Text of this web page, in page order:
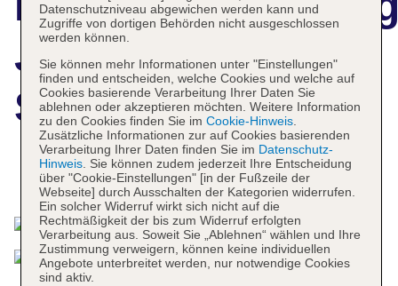
Jin Jiang Tower
Shanghai
Das bietet Ihre Unterkunft
Datenschutzniveau abgewichen werden kann und
Zugriffe von dortigen Behörden nicht ausgeschlossen
werden können.
Sie können mehr Informationen unter "Einstellungen"
finden und entscheiden, welche Cookies und welche auf
Cookies basierende Verarbeitung Ihrer Daten Sie
ablehnen oder akzeptieren möchten. Weitere Information
zu den Cookies finden Sie im Cookie-Hinweis.
Zusätzliche Informationen zur auf Cookies basierenden
Verarbeitung Ihrer Daten finden Sie im Datenschutz-
Hinweis. Sie können zudem jederzeit Ihre Entscheidung
über "Cookie-Einstellungen" [in der Fußzeile der
Webseite] durch Ausschalten der Kategorien widerrufen.
Ein solcher Widerruf wirkt sich nicht auf die
Rechtmäßigkeit der bis zum Widerruf erfolgten
Verarbeitung aus. Soweit Sie „Ablehnen“ wählen und Ihre
Zustimmung verweigern, können keine individuellen
Angebote unterbreitet werden, nur notwendige Cookies
sind aktiv.